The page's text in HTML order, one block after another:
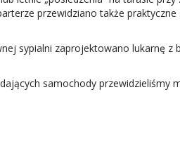
przewidziano także praktyczne
sypialni zaprojektowano lukarnę z
samochody przewidzieliśmy